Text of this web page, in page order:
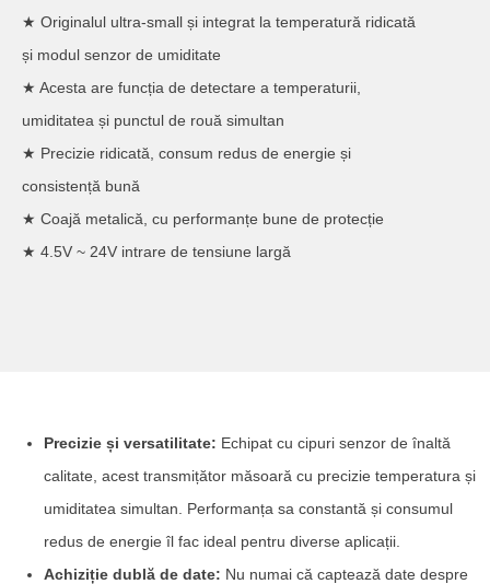
★ Originalul ultra-small și integrat la temperatură ridicată
și modul senzor de umiditate
★ Acesta are funcția de detectare a temperaturii,
umiditatea și punctul de rouă simultan
★ Precizie ridicată, consum redus de energie și
consistență bună
★ Coajă metalică, cu performanțe bune de protecție
★ 4.5V ~ 24V intrare de tensiune largă
Precizie și versatilitate: Echipat cu cipuri senzor de înaltă
calitate, acest transmițător măsoară cu precizie temperatura și
umiditatea simultan. Performanța sa constantă și consumul
redus de energie îl fac ideal pentru diverse aplicații.
Achiziție dublă de date: Nu numai că captează date despre